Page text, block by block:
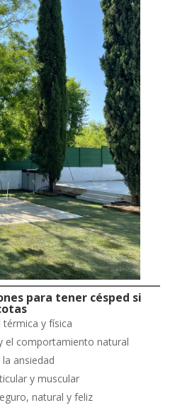
para tener césped si
y física
el comportamiento natural
ansiedad
y muscular
natural y feliz